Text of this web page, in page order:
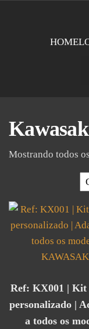
HOME
Mostrando todos
Ref: KX001 |
personalizado |
a todos os